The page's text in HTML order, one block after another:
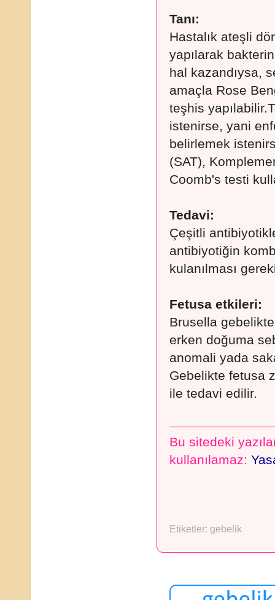
Tanı:
Hastalık ateşli
yapılarak
hal kazandıysa,
amaçla Rose
teşhis
istenirse, yani
belirlemek
(SAT),
Coomb's testi
Tedavi:
Çeşitli
antibiyotiğin
kulanılması
Fetusa etkileri:
Brusella
erken doğuma
anomali yada
Gebelikte fetusa
ile tedavi edilir.
Bu sitedeki
kullanılamaz:
Etiketler: gebelik